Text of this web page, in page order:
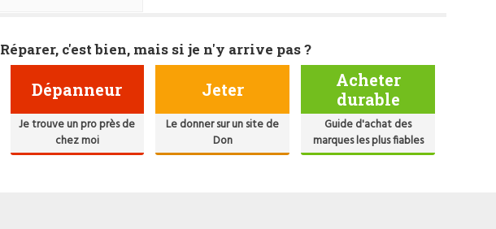
Réparer, c'est bien, mais si je n'y arrive pas ?
Dépanneur
Je trouve un pro près de
chez moi
Jeter
Le donner sur un site de
Don
Acheter
durable
Guide d'achat des
marques les plus fiables